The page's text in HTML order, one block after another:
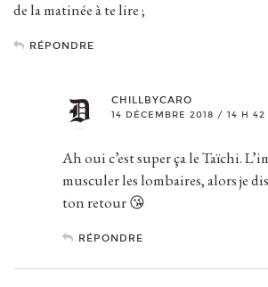
de la matinée à te lire ;
RÉPONDRE
CHILLBYCARO
14 DÉCEMBRE 2018 / 14 H 42
Ah oui c’est super ça le Taïchi.
musculer les lombaires, alors je
ton retour 😘
RÉPONDRE